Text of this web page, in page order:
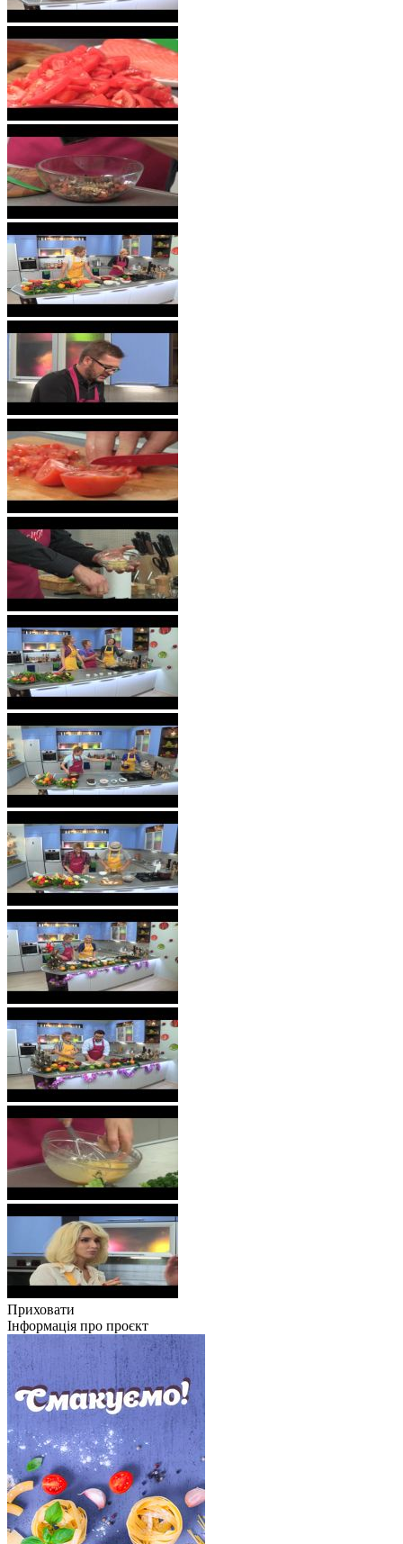
Приховати
Інформація про проєкт